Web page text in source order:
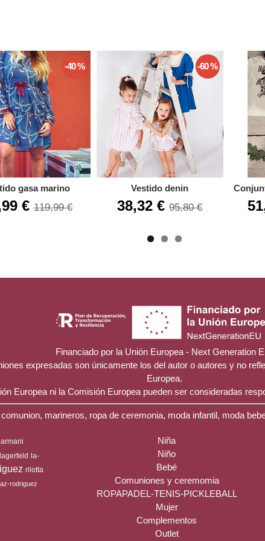
-40 %
gasa marino
€ 119,99 €
-60 %
Vestido denin
38,32 €95,80 €
Financiado por la Unión Europea - Next Generation
expresadas son únicamente los del autor o autores y no
Europea.
Europea ni la Comisión Europea pueden ser consideradas
marineros, ropa de ceremonia, moda infantil, moda
la-
rilotta
rodriguez
Niña
Niño
Bebé
Comuniones y ceremomia
ROPAPADEL-TENIS-PICKLEBALL
Mujer
Complementos
Outlet